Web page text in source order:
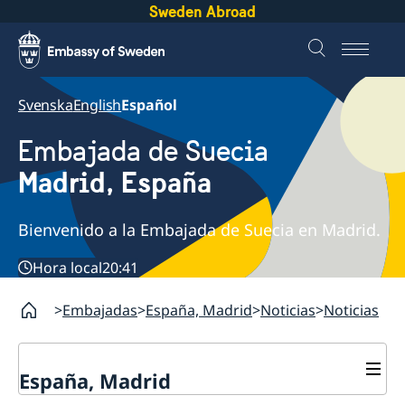
Sweden Abroad
SvenskaEnglishEspañol
Embajada de Suecia
Madrid, España
Bienvenido a la Embajada de Suecia en Madrid.
Hora local20:41
Embajadas España, Madrid Noticias Noticias
España, Madrid